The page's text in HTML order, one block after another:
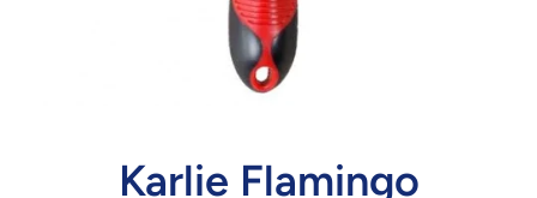
Karlie Flamingo